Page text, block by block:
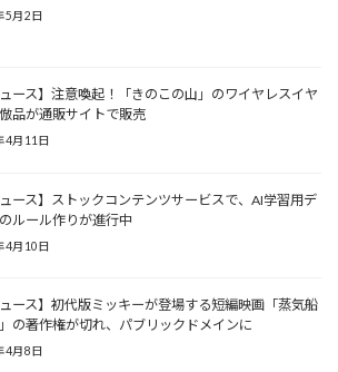
5月2日
ュース】注意喚起！「きのこの山」のワイヤレスイヤ
品が通販サイトで販売
4月11日
ュース】ストックコンテンツサービスで、AI学習用デ
ルール作りが進行中
4月10日
ュース】初代版ミッキーが登場する短編映画「蒸気船
の著作権が切れ、パブリックドメインに
4月8日